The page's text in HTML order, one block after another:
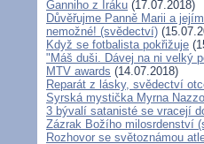
Ganniho z Iráku (17.07.2018)
Důvěřujme Panně Marii a
nemožné! (svědectví)
Když se fotbalista pokřižuje
"Máš duši. Dávej na ni velký
MTV awards (14.07.2018)
Reparát z lásky, svědectví
Syrská mystička Myrna
3 bývalí satanisté se vracejí
Zázrak Božího milosrdenství
Rozhovor se světoznámou